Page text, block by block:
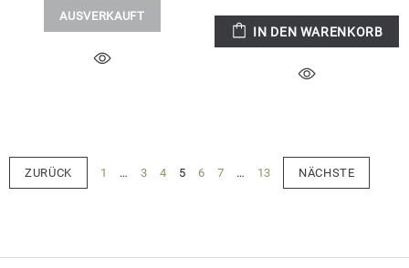
AUSVERKAUFT
IN DEN WARENKORB
ZURÜCK 1 … 3 4 5 6 7 … 13 NÄCHSTE